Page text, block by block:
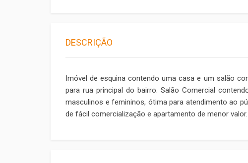
DESCRIÇÃO
Imóvel de esquina contendo uma casa e um salão
para rua principal do bairro. Salão Comercial
masculinos e femininos, ótima para atendimento ao
de fácil comercialização e apartamento de menor valor.